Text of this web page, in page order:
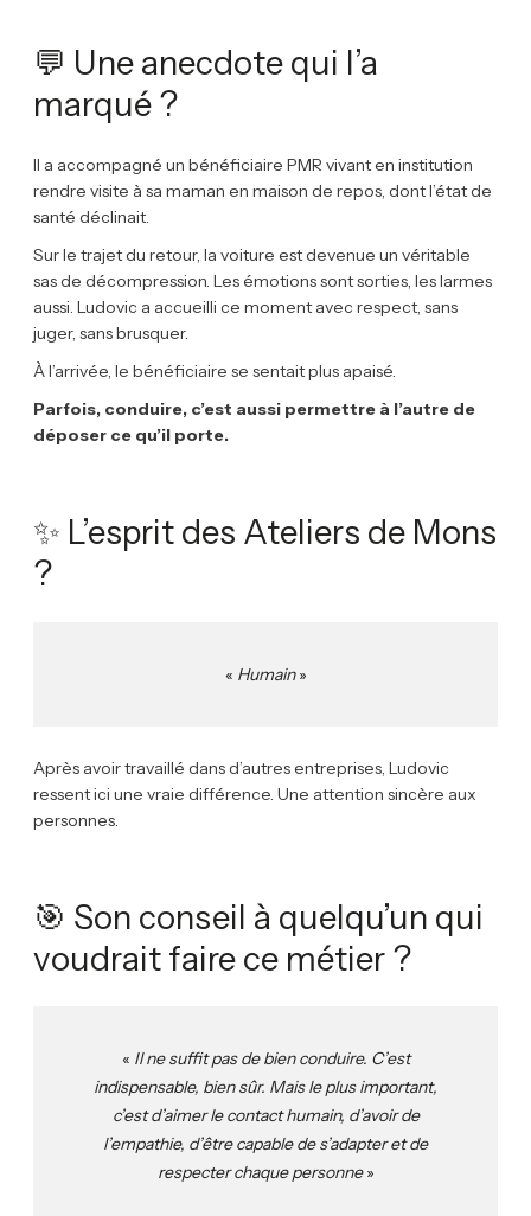
💬 Une anecdote qui l’a
marqué ?
Il a accompagné un bénéficiaire PMR vivant en institution
rendre visite à sa maman en maison de repos, dont l’état de
santé déclinait.
Sur le trajet du retour, la voiture est devenue un véritable
sas de décompression. Les émotions sont sorties, les larmes
aussi. Ludovic a accueilli ce moment avec respect, sans
juger, sans brusquer.
À l’arrivée, le bénéficiaire se sentait plus apaisé.
Parfois, conduire, c’est aussi permettre à l’autre de
déposer ce qu’il porte.
✨ L’esprit des Ateliers de Mons
?
« Humain»
Après avoir travaillé dans d’autres entreprises, Ludovic
ressent ici une vraie différence. Une attention sincère aux
personnes.
🎯 Son conseil à quelqu’un qui
voudrait faire ce métier ?
« Il ne suffit pas de bien conduire. C’est
indispensable, bien sûr. Mais le plus important,
c’est d’aimer le contact humain, d’avoir de
l’empathie, d’être capable de s’adapter et de
respecter chaque personne»